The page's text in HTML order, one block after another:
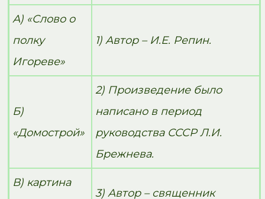
А) «Слово о
полку
Игореве»
1) Автор – И.Е. Репин.
Б)
«Домострой»
2) Произведение было
написано в период
руководства СССР Л.И.
Брежнева.
В) картина
3) Автор – священник